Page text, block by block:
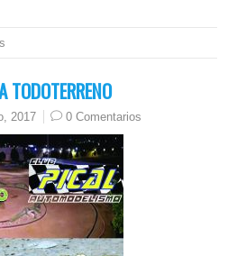
TODOTERRENO
2017 0 Comentarios